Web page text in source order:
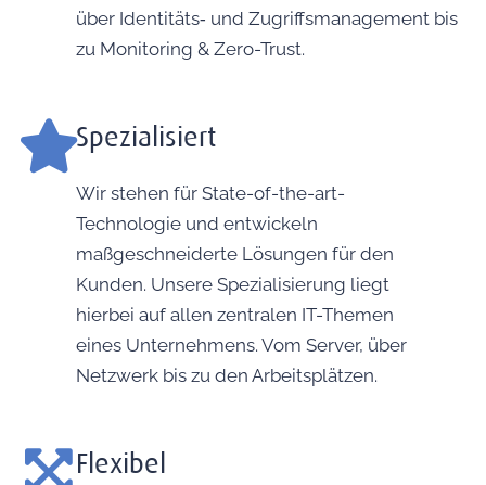
über Identitäts‑ und Zugriffsmanagement bis
zu Monitoring & Zero-Trust.
Spezialisiert
Wir stehen für State-of-the-art-
Technologie und entwickeln
maßgeschneiderte Lösungen für den
Kunden. Unsere Spezialisierung liegt
hierbei auf allen zentralen IT-Themen
eines Unternehmens. Vom Server, über
Netzwerk bis zu den Arbeitsplätzen.
Flexibel